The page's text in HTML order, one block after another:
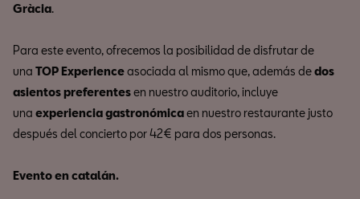
Gràcia.
Para este evento, ofrecemos la posibilidad de disfrutar de
una TOP Experienceasociada al mismo que, además dedos
asientos preferentesen nuestro auditorio, incluye
una experiencia gastronómicaen nuestro restaurante justo
después del concierto por 42€ para dos personas.
Evento en catalán.